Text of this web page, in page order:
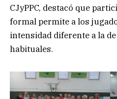
CJyPPC, destacó que
formal permite a los
intensidad diferente a la
habituales.